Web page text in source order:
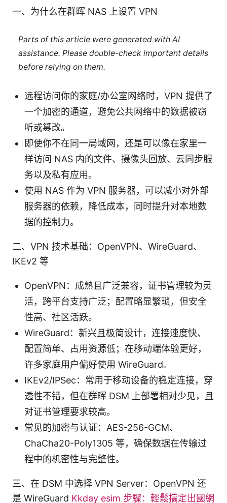
一、为什么在群晖 NAS 上设置 VPN
Parts of this article were generated with AI
assistance. Please double-check important details
before relying on them.
远程访问你的家庭/办公室网络时，VPN 提供了
一个加密的通道，避免公共网络中的数据被窃
听或篡改。
即使你不在同一局域网，还是可以像在家里一
样访问 NAS 内的文件、摄像头回放、云同步服
务以及私有应用。
使用 NAS 作为 VPN 服务器，可以减小对外部
服务器的依赖，降低成本，同时提升对本地数
据的控制力。
二、VPN 技术基础：OpenVPN、WireGuard、
IKEv2 等
OpenVPN：成熟且广泛兼容，证书管理较为灵
活，跨平台支持广泛；配置略显繁琐，但安全
性高、社区活跃。
WireGuard：新兴且极简设计，连接速度快、
配置简单、占用资源低；在移动端体验更好，
许多家庭用户偏好使用 WireGuard。
IKEv2/IPSec：常用于移动设备的稳定连接，穿
透性不错，但在群晖 DSM 上部署相对少见，且
对证书管理要求较高。
常见的加密与认证：AES-256-GCM、
ChaCha20-Poly1305 等，确保数据在传输过
程中的机密性与完整性。
三、在 DSM 中选择 VPN Server：OpenVPN 还
是 WireGuard Kkday esim 步驟：輕鬆搞定出國網